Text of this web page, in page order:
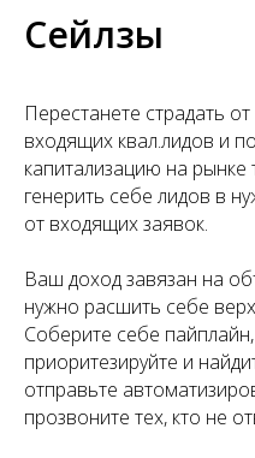
Сейлзы
Перестанете страдать
входящих квал.лидов и
капитализацию на
генерить себе лидов в
от входящих заявок.
Ваш доход завязан на
нужно расшить себе
Соберите себе
приоритезируйте и
отправьте
прозвоните тех, кто не